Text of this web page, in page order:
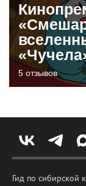
5 отзывов
Гид по сибирской